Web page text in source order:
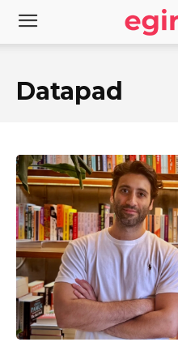
Datapad